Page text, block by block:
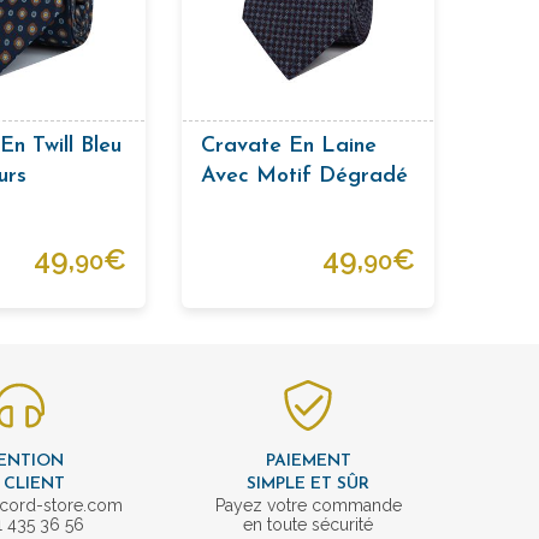
Twill Bleu
49,90€
Cravate En Laine
Avec Motif Dégradé
49,90€
CLIENT
store.com
435 36 56
PAIEMENT
SIMPLE ET SÛR
Payez votre commande
en toute sécurité